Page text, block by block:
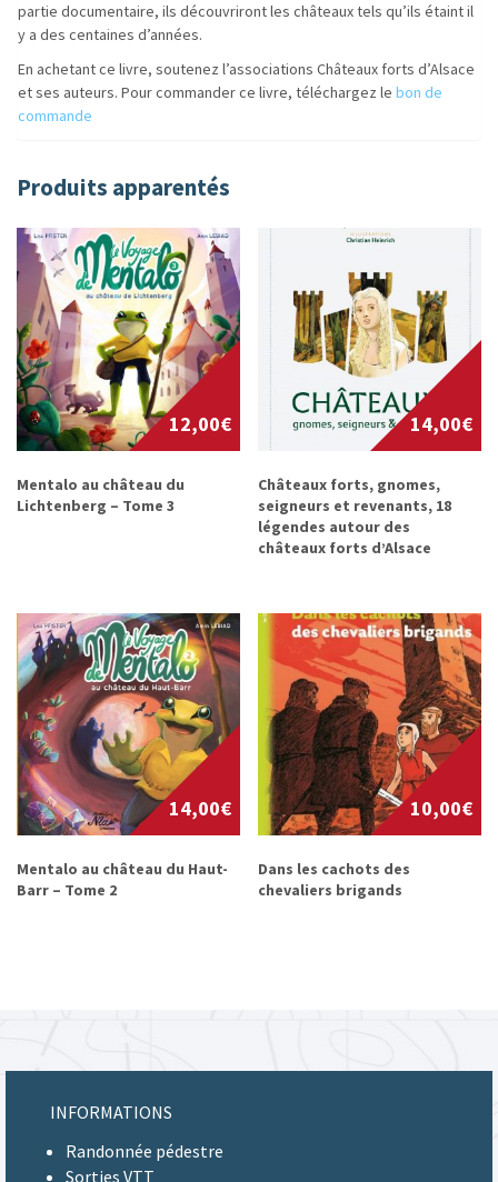
partie documentaire, ils découvriront les châteaux tels qu’ils étaint il
y a des centaines d’années.
En achetant ce livre, soutenez l’associations Châteaux forts d’Alsace
et ses auteurs. Pour commander ce livre, téléchargez le bon de
commande
Produits apparentés
12,00€
Mentalo au château du
Lichtenberg – Tome 3
14,00€
Châteaux forts, gnomes,
seigneurs et revenants, 18
légendes autour des
châteaux forts d’Alsace
14,00€
Mentalo au château du Haut-
Barr – Tome 2
10,00€
Dans les cachots des
chevaliers brigands
INFORMATIONS
Randonnée pédestre
Sorties VTT